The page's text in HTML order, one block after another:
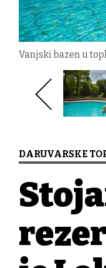
Vanjski bazen u
DARUVARSKE